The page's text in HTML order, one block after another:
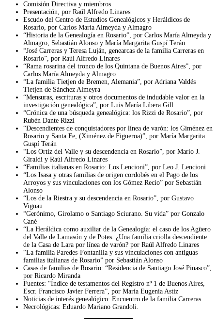
Comisión Directiva y miembros
Presentación, por Raúl Alfredo Linares
Escudo del Centro de Estudios Genealógicos y Heráldicos de
Rosario, por Carlos María Almeyda y Almagro
“Historia de la Genealogía en Rosario”, por Carlos María Almeyda y
Almagro, Sebastián Alonso y María Margarita Guspí Terán
“José Carreras y Teresa Luján, genearcas de la familia Carreras en
Rosario”, por Raúl Alfredo Linares
“Rama rosarina del tronco de los Quintana de Buenos Aires”, por
Carlos María Almeyda y Almagro
“La familia Tietjen de Bremen, Alemania”, por Adriana Valdés
Tietjen de Sánchez Almeyra
“Mensuras, escrituras y otros documentos de indudable valor en la
investigación genealógica”, por Luis María Libera Gill
“Crónica de una búsqueda genealógica: los Rizzi de Rosario”, por
Rubén Dante Rizzi
“Descendientes de conquistadores por línea de varón: los Giménez en
Rosario y Santa Fe, (Ximénez de Figueroa)”, por María Margarita
Guspí Terán
“Los Ortiz del Valle y su descendencia en Rosario”, por Mario J.
Giraldi y Raúl Alfredo Linares
“Familias italianas en Rosario: Los Lencioni”, por Leo J. Lencioni
“Los Isasa y otras familias de origen cordobés en el Pago de los
Arroyos y sus vinculaciones con los Gómez Recio” por Sebastián
Alonso
“Los de la Riestra y su descendencia en Rosario”, por Gustavo
Vignau
“Gerónimo, Girolamo o Santiago Sciurano. Su vida” por Gonzalo
Cané
“La Heráldica como auxiliar de la Genealogía: el caso de los Agüero
del Valle de Lamasón y de Potes. ¿Una familia criolla descendiente
de la Casa de Lara por línea de varón? por Raúl Alfredo Linares
“La familia Paredes-Fontanilla y sus vinculaciones con antiguas
familias italianas de Rosario” por Sebastián Alonso
Casas de familias de Rosario: “Residencia de Santiago José Pinasco”,
por Ricardo Miranda
Fuentes: “Índice de testamentos del Registro nº 1 de Buenos Aires,
Escr. Francisco Javier Ferrera”, por María Eugenia Astiz
Noticias de interés genealógico: Encuentro de la familia Carreras.
Necrológicas: Eduardo Mariano Grandoli.